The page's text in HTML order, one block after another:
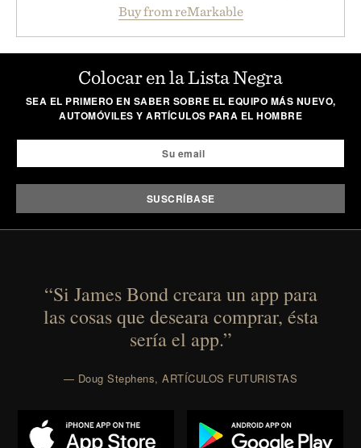
lectures, study sessions, and brainstorming feel
natural. Lightweight enough to carry between
a charge, it also syncs with Google Drive, OneDrive,
Dropbox, and popular calendar platforms, with
handwriting search, text conversion, and AI-
powered summaries helping students spend less
time organizing notes and more time learning.
Presented by reMarkable.
Buy from reMarkable
Colocar en la Lista Negra
SEA EL PRIMERO EN SABER SOBRE EL EQUIPO MÁS NUEVO,
AUTOMÓVILES Y ARTÍCULOS PARA EL HOMBRE
“Si James Bond creara un app para
las cosas que deseara comprar, ésta
sería el app.”
— Doug Stephens, ARTÍCULOS FUTURISTAS